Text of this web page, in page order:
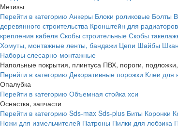
Метизы
Перейти в категорию Анкеры Блоки роликовые Болты
деревянного строительства Кронштейн для радиаторов
крепления кабеля Скобы строительные Скобы
Хомуты, монтажные ленты, бандажи Цепи Шайбы
Наборы слесарно-монтажные
Напольные покрытия, плинтуса ПВХ, пороги,
Перейти в категорию Декоративные порожки Клеи для
Опалубка
Перейти в категорию Объемная стойка хси
Оснастка, запчасти
Перейти в категорию Sds-max Sds-plus Биты Коронки
Ножи для измельчителей Патроны Пилки для лобзика